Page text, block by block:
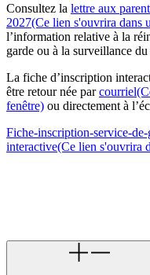
Consultez la lettre aux
2027(Ce lien s'ouvrira dans
l’information relative à la
garde ou à la surveillance
La fiche d’inscription
être retour née parcourriel
fenêtre) ou directement à
Fiche-inscription-service-
interactive(Ce lien s'ouvrira